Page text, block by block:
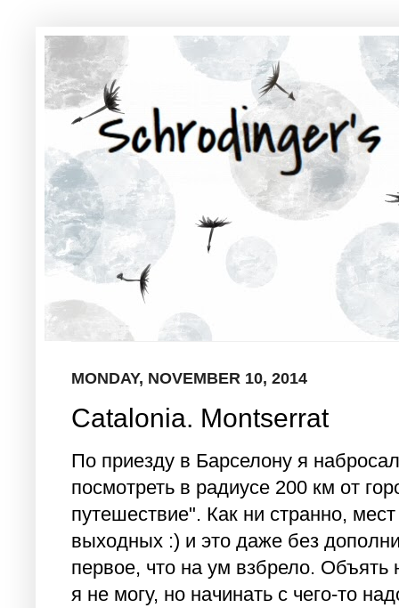
MONDAY, NOVEMBER 10, 2014
Catalonia. Montserrat
По приезду в Барселону я
посмотреть в радиусе 200 км от
путешествие". Как ни странно,
выходных :) и это даже без
первое, что на ум взбрело. Объять
я не могу, но начинать с чего-то